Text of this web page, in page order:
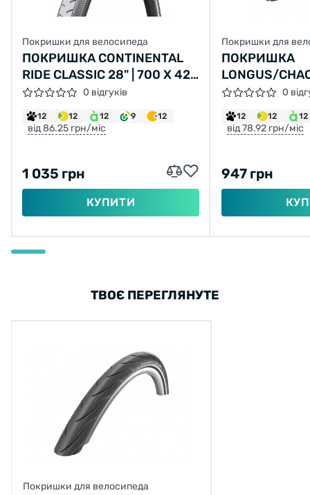
Покришки для велосипеда
ПОКРИШКА CONTINENTAL
RIDE CLASSIC 28" | 700 X 42C
(40C) | 28 X 1.60 СІРА, НЕ
СКЛАДНА
0 відгуків
12 12 12 9 12
від 86.25 грн/міс
1 035 грн
КУПИТИ
Покришки для
ПОКРИШКА
LONGUS/
LANE 26X2,10
2C-MTB SPS
0
12 12 12
від 78.92 грн/міс
947 грн
ТВОЄ ПЕРЕГЛЯНУТЕ
Покришки для велосипеда